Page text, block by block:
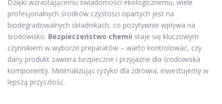
Dzięki wzrastającemu świadomości ekologicznemu, wiele
profesjonalnych środków czystości opartych jest na
biodegradowalnych składnikach, co pozytywnie wpływa na
środowisko. Bezpieczeństwo chemii staje się kluczowym
czynnikiem w wyborze preparatów – warto kontrolować, czy
dany produkt zawiera bezpieczne i przyjazne dla środowiska
komponenty. Minimalizując ryzyko dla zdrowia, inwestujemy w
lepszą przyszłość.